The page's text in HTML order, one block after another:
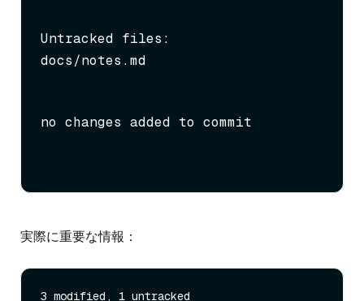
Untracked files:
docs/notes.md
no changes added to commit
実際に重要な情報：
3 modified, 1 untracked